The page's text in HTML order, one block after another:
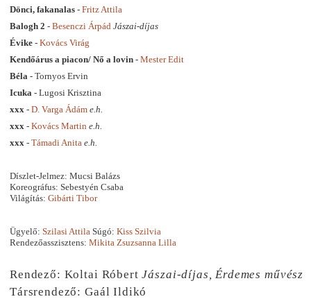
Dönci, fakanalas - Fritz Attila
Balogh 2 - Besenczi Árpád Jászai-díjas
Évike - Kovács Virág
Kendőárus a piacon/ Nő a lovin - Mester Edit
Béla - Tornyos Ervin
Icuka - Lugosi Krisztina
xxx - D. Varga Ádám e.h.
xxx - Kovács Martin e.h.
xxx - Támadi Anita e.h.
Díszlet-Jelmez: Mucsi Balázs
Koreográfus: Sebestyén Csaba
Világítás: Gibárti Tibor
Ügyelő: Szilasi Attila Súgó: Kiss Szilvia
Rendezőasszisztens: Mikita Zsuzsanna Lilla
Rendező: Koltai RóbertJászai-díjas, Érdemes művész
Társrendező: Gaál Ildikó